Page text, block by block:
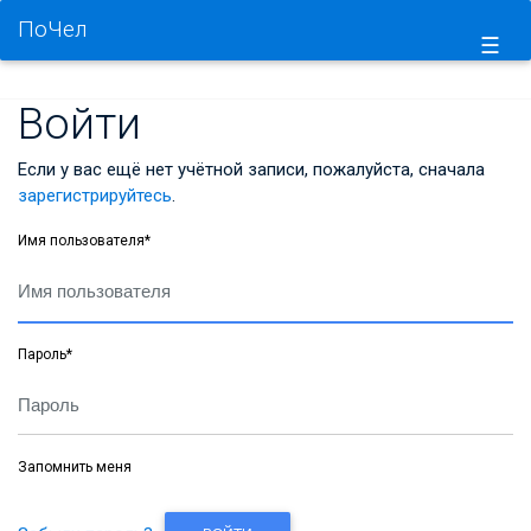
☰
ПоЧел
Войти
Если у вас ещё нет учётной записи, пожалуйста, сначала
зарегистрируйтесь.
Имя пользователя*
Пароль*
Запомнить меня